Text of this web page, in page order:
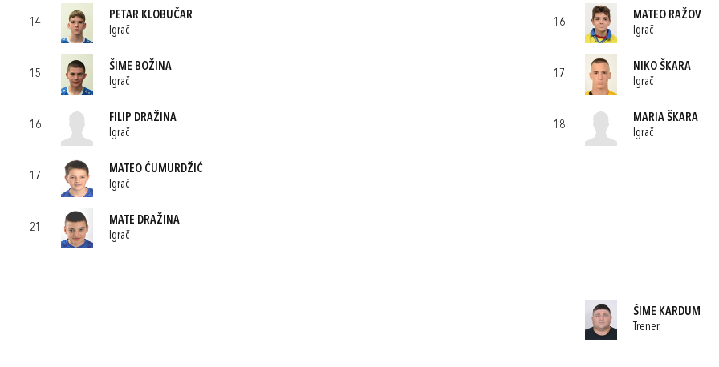
14
PETAR KLOBUČAR
Igrač
15
ŠIME BOŽINA
Igrač
16
FILIP DRAŽINA
Igrač
17
MATEO ĆUMURDŽIĆ
Igrač
21
MATE DRAŽINA
Igrač
16
MATEO RAŽOV
Igrač
17
NIKO ŠKARA
Igrač
18
MARIA ŠKARA
Igrač
ŠIME KARDUM
Trener